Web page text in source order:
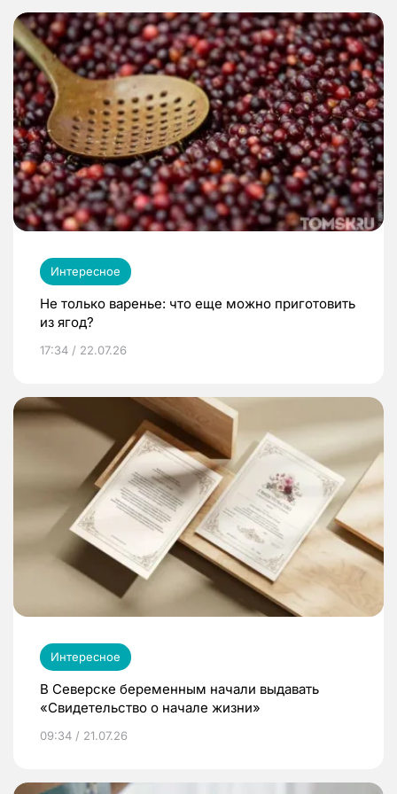
Интересное
Не только варенье: что еще можно приготовить
из ягод?
17:34 / 22.07.26
Интересное
В Северске беременным начали выдавать
«Свидетельство о начале жизни»
09:34 / 21.07.26